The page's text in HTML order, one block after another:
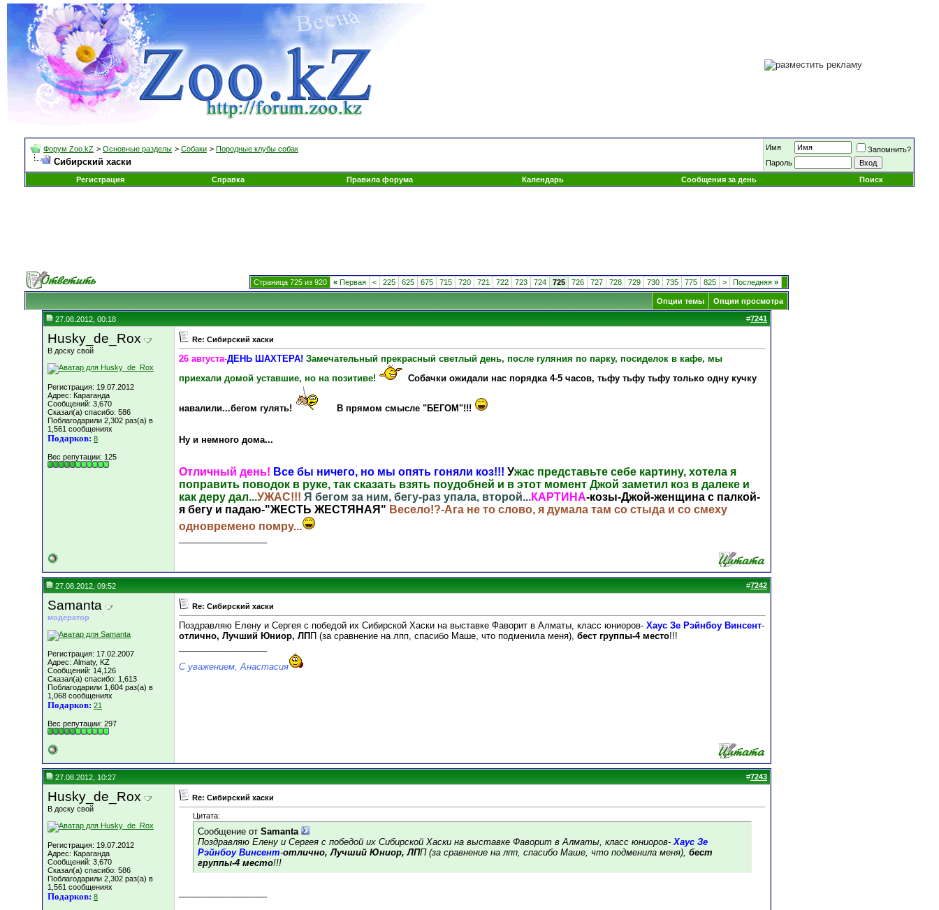
Форум Zoo.kZ > Основные разделы > Собаки > Породные клубы собак
Сибирский хаски
Имя
Запомнить?
Пароль
Регистрация
Справка Правила форума Календарь Сообщения за день Поиск
Страница 725 из 920 « Первая < 225 625 675 715 720 721 722 723 724 725 726 727 728 729 730 735 775 825 > Последняя »
Опции темы Опции просмотра
27.08.2012, 00:18 #7241
Husky_de_Rox
В доску свой
Регистрация: 19.07.2012
Адрес: Караганда
Сообщений: 3,670
Сказал(а) спасибо: 586
Поблагодарили 2,302 раз(а) в
1,561 сообщениях
Подарков: 8
Вес репутации: 125
Re: Сибирский хаски
26 августа-ДЕНЬ ШАХТЕРА! Замечательный прекрасный светлый день, после гуляния по парку, посиделок в кафе, мы
приехали домой уставшие, но на позитиве!
Собачки ожидали нас порядка 4-5 часов, тьфу тьфу тьфу только одну кучку
навалили...бегом гулять! В прямом смысле "БЕГОМ"!!!
Ну и немного дома...
Отличный день! Все бы ничего, но мы опять гоняли коз!!! Ужас представьте себе картину, хотела я
поправить поводок в руке, так сказать взять поудобней и в этот момент Джой заметил коз в далеке и
как деру дал...УЖАС!!! Я бегом за ним, бегу-раз упала, второй...КАРТИНА-козы-Джой-женщина с палкой-
я бегу и падаю-"ЖЕСТЬ ЖЕСТЯНАЯ" Весело!?-Ага не то слово, я думала там со стыда и со смеху
одновремено помру...
27.08.2012, 09:52 #7242
Samanta
модератор
Регистрация: 17.02.2007
Адрес: Almaty, KZ
Сообщений: 14,126
Сказал(а) спасибо: 1,613
Поблагодарили 1,604 раз(а) в
1,068 сообщениях
Подарков: 21
Вес репутации: 297
Re: Сибирский хаски
Поздравляю Елену и Сергея с победой их Сибирской Хаски на выставке Фаворит в Алматы, класс юниоров- Хаус Зе Рэйнбоу Винсент-
отлично, Лучший Юниор, ЛП П (за сравнение на лпп, спасибо Маше, что подменила меня), бест группы-4 место!!!
С уважением, Анастасия
27.08.2012, 10:27 #7243
Husky_de_Rox
В доску свой
Регистрация: 19.07.2012
Адрес: Караганда
Сообщений: 3,670
Сказал(а) спасибо: 586
Поблагодарили 2,302 раз(а) в
1,561 сообщениях
Подарков: 8
Re: Сибирский хаски
Цитата:
Сообщение от Samanta
Поздравляю Елену и Сергея с победой их Сибирской Хаски на выставке Фаворит в Алматы, класс юниоров-Хаус Зе
Рэйнбоу Винсент-отлично, Лучший Юниор, ЛПП (за сравнение на лпп, спасибо Маше, что подменила меня), бест
группы-4 место!!!